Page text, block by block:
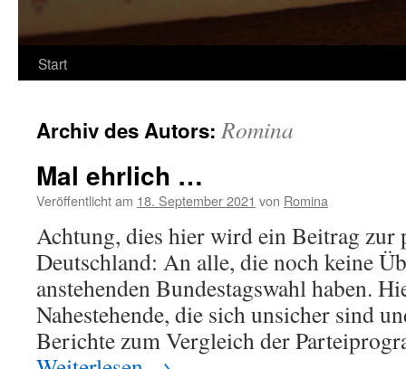
Start
Archiv des Autors: Romina
Mal ehrlich …
Veröffentlicht am 18. September 2021 von Romina
Achtung, dies hier wird ein Beitrag zur
Deutschland: An alle, die noch keine
anstehenden Bundestagswahl haben.
Nahestehende, die sich unsicher sind
Berichte zum Vergleich der